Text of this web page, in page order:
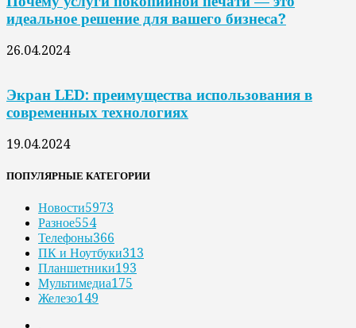
идеальное решение для вашего бизнеса?
26.04.2024
Экран LED: преимущества использования в
современных технологиях
19.04.2024
ПОПУЛЯРНЫЕ КАТЕГОРИИ
Новости5973
Разное554
Телефоны366
ПК и Ноутбуки313
Планшетники193
Мультимедиа175
Железо149
.